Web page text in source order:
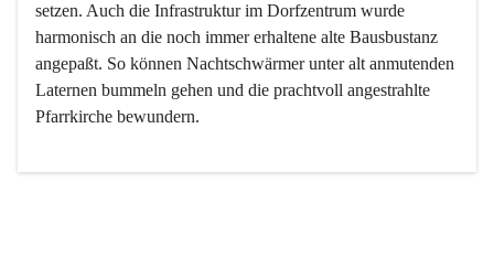
setzen. Auch die Infrastruktur im Dorfzentrum wurde
harmonisch an die noch immer erhaltene alte Bausbustanz
angepaßt. So können Nachtschwärmer unter alt anmutenden
Laternen bummeln gehen und die prachtvoll angestrahlte
Pfarrkirche bewundern.
Der Weinbau dominert heute nicht mehr, ist aber integrativer